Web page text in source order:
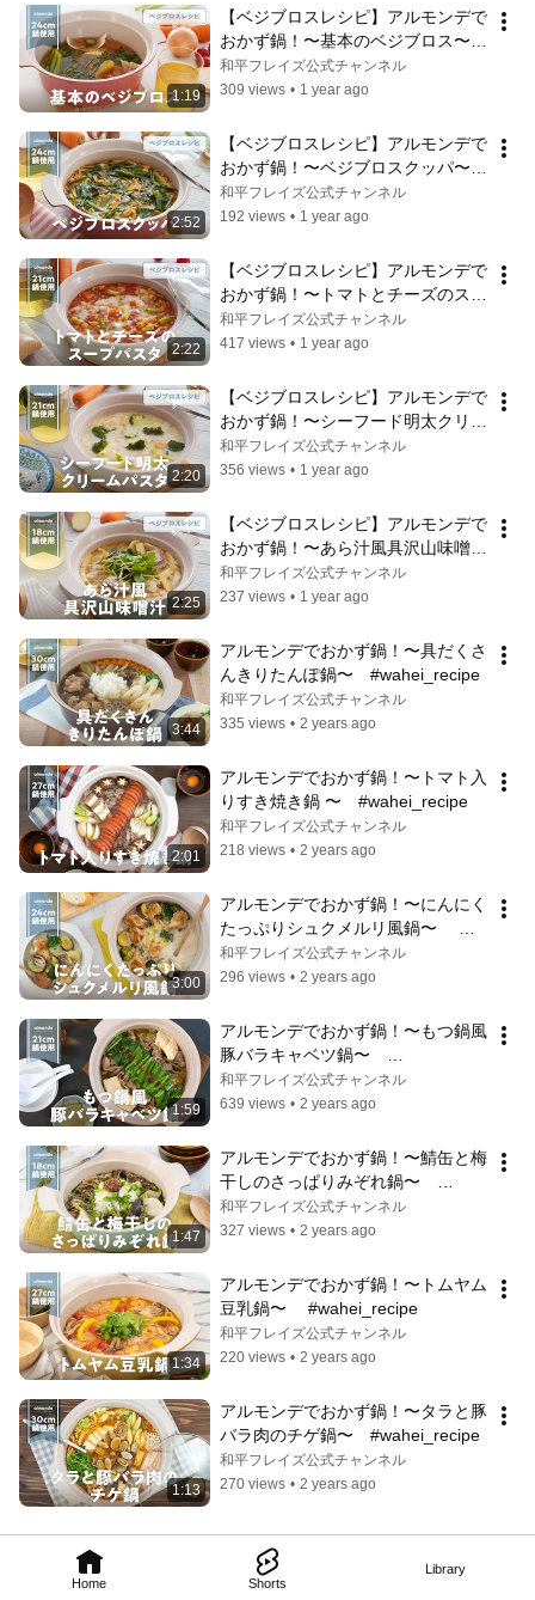
Home Shorts
Library
1:19
【ベジブロスレシピ】アルモンデで
おかず鍋！〜基本のベジブロス〜
#wahei_recipe #ベジブロス
和平フレイズ公式チャンネル
309 views • 1 year ago
2:52
【ベジブロスレシピ】アルモンデで
おかず鍋！〜ベジブロスクッパ〜
#wahei_recipe #ベジブロス
和平フレイズ公式チャンネル
192 views • 1 year ago
2:22
【ベジブロスレシピ】アルモンデで
おかず鍋！〜トマトとチーズのスー
プパスタ〜　#wahei_recipe #ベジ
ブロス
和平フレイズ公式チャンネル
417 views • 1 year ago
2:20
【ベジブロスレシピ】アルモンデで
おかず鍋！〜シーフード明太クリー
ムパスタ〜　#wahei_recipe #ベジ
ブロス
和平フレイズ公式チャンネル
356 views • 1 year ago
2:25
【ベジブロスレシピ】アルモンデで
おかず鍋！〜あら汁風具沢山味噌
汁〜　#wahei_recipe #ベジブロス
和平フレイズ公式チャンネル
237 views • 1 year ago
3:44
アルモンデでおかず鍋！〜具だくさ
んきりたんぽ鍋〜　#wahei_recipe
和平フレイズ公式チャンネル
335 views • 2 years ago
2:01
アルモンデでおかず鍋！〜トマト入
りすき焼き鍋 〜　#wahei_recipe
和平フレイズ公式チャンネル
218 views • 2 years ago
3:00
アルモンデでおかず鍋！〜にんにく
たっぷりシュクメルリ風鍋〜
#wahei_recipe
和平フレイズ公式チャンネル
296 views • 2 years ago
1:59
アルモンデでおかず鍋！〜もつ鍋風
豚バラキャベツ鍋〜
#wahei_recipe
和平フレイズ公式チャンネル
639 views • 2 years ago
1:47
アルモンデでおかず鍋！〜鯖缶と梅
干しのさっぱりみぞれ鍋〜
#wahei_recipe
和平フレイズ公式チャンネル
327 views • 2 years ago
1:34
アルモンデでおかず鍋！〜トムヤム
豆乳鍋〜　 #wahei_recipe
和平フレイズ公式チャンネル
220 views • 2 years ago
1:13
アルモンデでおかず鍋！〜タラと豚
バラ肉のチゲ鍋〜　#wahei_recipe
和平フレイズ公式チャンネル
270 views • 2 years ago